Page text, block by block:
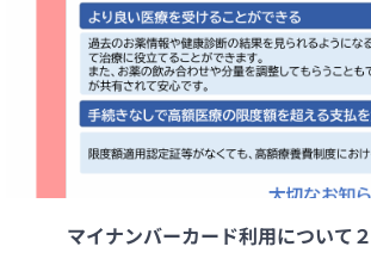
マイナンバーカード利用について２